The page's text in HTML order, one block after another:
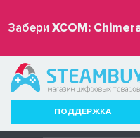
Забери XCOM:
ПОДДЕРЖКА